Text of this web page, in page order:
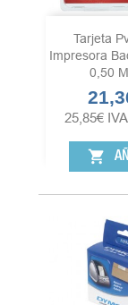
Tarjeta
Impresora
0,50
Precio
25,85€
shopping_cart